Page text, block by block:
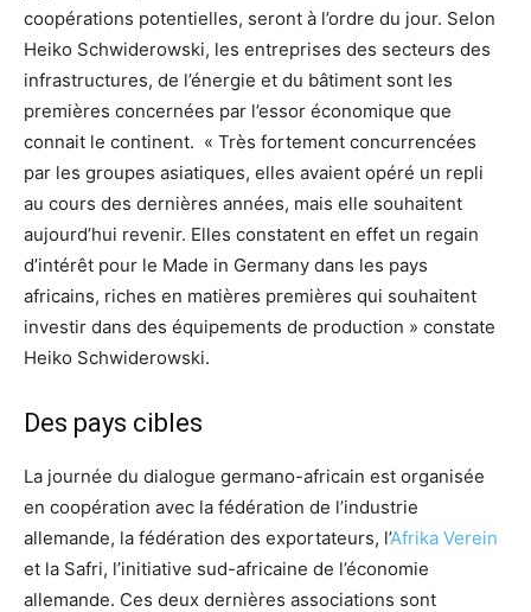
coopérations potentielles, seront à l’ordre du jour. Selon
Heiko Schwiderowski, les entreprises des secteurs des
infrastructures, de l’énergie et du bâtiment sont les
premières concernées par l’essor économique que
connait le continent. « Très fortement concurrencées
par les groupes asiatiques, elles avaient opéré un repli
au cours des dernières années, mais elle souhaitent
aujourd’hui revenir. Elles constatent en effet un regain
d’intérêt pour le Made in Germany dans les pays
africains, riches en matières premières qui souhaitent
investir dans des équipements de production » constate
Heiko Schwiderowski.
Des pays cibles
La journée du dialogue germano-africain est organisée
en coopération avec la fédération de l’industrie
allemande, la fédération des exportateurs, l’Afrika Verein
et la Safri, l’initiative sud-africaine de l’économie
allemande. Ces deux dernières associations sont